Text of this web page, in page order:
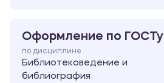
Оформление по ГОСТу
по дисциплине
Библиотековедение и
библиография